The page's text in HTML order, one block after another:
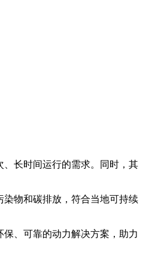
长时间运行的需求。同时，其
物和碳排放，符合当地可持续
、可靠的动力解决方案，助力